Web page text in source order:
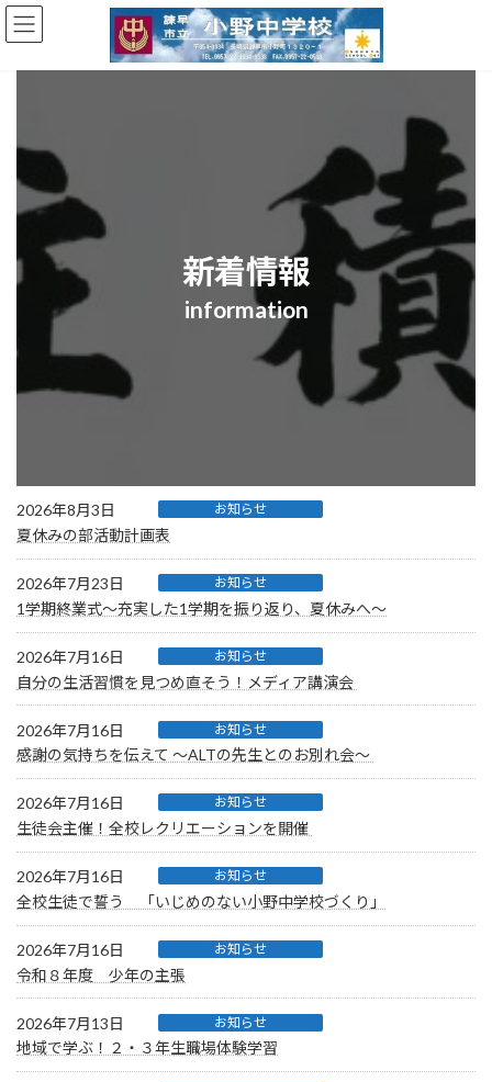
コ
ン
ナ
ビ
新着情報
information
2026年8月3日 お知らせ
夏休みの部活動計画表
2026年7月23日 お知らせ
1学期終業式〜充実した1学期を振り返り、夏休みへ〜
2026年7月16日 お知らせ
自分の生活習慣を見つめ直そう！メディア講演会
2026年7月16日 お知らせ
感謝の気持ちを伝えて ～ALTの先生とのお別れ会～
2026年7月16日 お知らせ
生徒会主催！全校レクリエーションを開催
2026年7月16日 お知らせ
全校生徒で誓う 「いじめのない小野中学校づくり」
2026年7月16日 お知らせ
令和８年度 少年の主張
2026年7月13日 お知らせ
地域で学ぶ！２・３年生職場体験学習